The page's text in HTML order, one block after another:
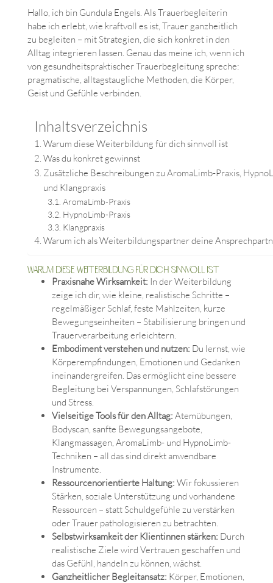
Hallo, ich bin Gundula Engels. Als Trauerbegleiterin
habe ich erlebt, wie kraftvoll es ist, Trauer ganzheitlich
zu begleiten – mit Strategien, die sich konkret in den
Alltag integrieren lassen. Genau das meine ich, wenn ich
von gesundheitspraktischer Trauerbegleitung spreche:
pragmatische, alltagstaugliche Methoden, die Körper,
Geist und Gefühle verbinden.
Inhaltsverzeichnis
Warum diese Weiterbildung für dich sinnvoll ist
Was du konkret gewinnst
Zusätzliche Beschreibungen zu AromaLimb-Praxis,
und Klangpraxis
AromaLimb-Praxis
HypnoLimb-Praxis
Klangpraxis
Warum ich als Weiterbildungspartner deine
Warum diese Weiterbildung für dich sinnvoll ist
Praxisnahe Wirksamkeit: In der Weiterbildung
zeige ich dir, wie kleine, realistische Schritte –
regelmäßiger Schlaf, feste Mahlzeiten, kurze
Bewegungseinheiten – Stabilisierung bringen und
Trauerverarbeitung erleichtern.
Embodiment verstehen und nutzen: Du lernst, wie
Körperempfindungen, Emotionen und Gedanken
ineinandergreifen. Das ermöglicht eine bessere
Begleitung bei Verspannungen, Schlafstörungen
und Stress.
Vielseitige Tools für den Alltag: Atemübungen,
Bodyscan, sanfte Bewegungsangebote,
Klangmassagen, AromaLimb- und HypnoLimb-
Techniken – all das sind direkt anwendbare
Instrumente.
Ressourcenorientierte Haltung: Wir fokussieren
Stärken, soziale Unterstützung und vorhandene
Ressourcen – statt Schuldgefühle zu verstärken
oder Trauer pathologisieren zu betrachten.
Selbstwirksamkeit der Klientinnen stärken: Durch
realistische Ziele wird Vertrauen geschaffen und
das Gefühl, handeln zu können, wächst.
Ganzheitlicher Begleitansatz: Körper, Emotionen,